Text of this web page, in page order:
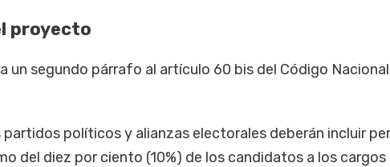
proyecto
un segundo párrafo al artículo 60 bis del Código Nacional
políticos y alianzas electorales deberán incluir
del diez por ciento (10%) de los candidatos a los cargos